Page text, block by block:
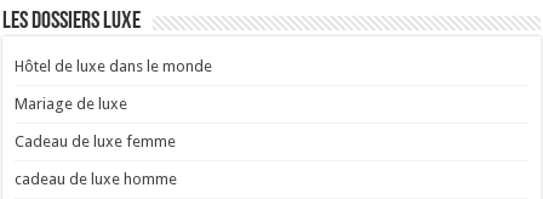
Les dossiers Luxe
Hôtel de luxe dans le monde
Mariage de luxe
Cadeau de luxe femme
cadeau de luxe homme